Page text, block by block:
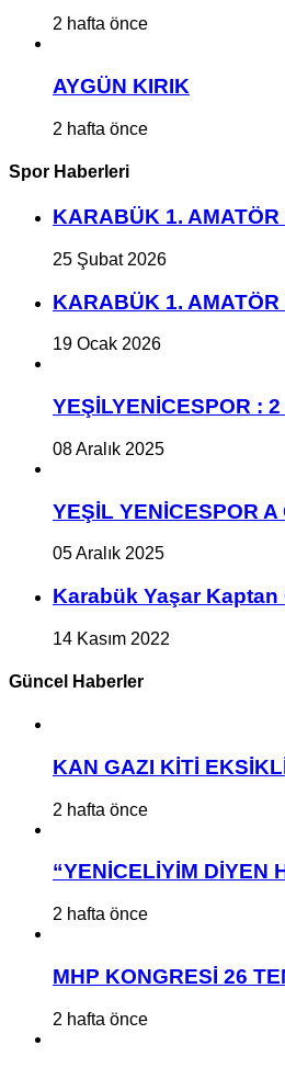
2 hafta önce
AYGÜN KIRIK
2 hafta önce
Spor Haberleri
KARABÜK 1.
25 Şubat 2026
KARABÜK 1.
19 Ocak 2026
YEŞİLYENİCESPOR :
08 Aralık 2025
YEŞİL YENİCESPOR
05 Aralık 2025
Karabük Yaşar Kaptan
14 Kasım 2022
Güncel Haberler
KAN GAZI KİTİ
2 hafta önce
“YENİCELİYİM DİYEN
2 hafta önce
MHP KONGRESİ 26
2 hafta önce